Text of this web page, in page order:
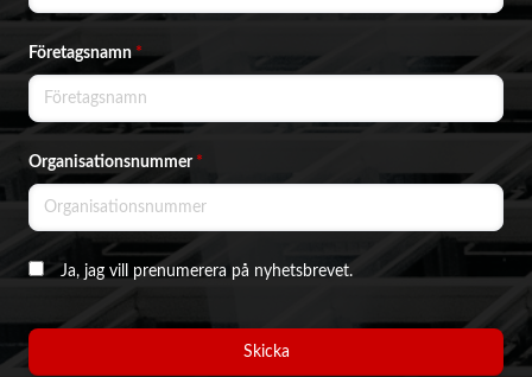
Företagsnamn*
Organisationsnummer *
Ja, jag vill prenumerera på nyhetsbrevet.
Skicka